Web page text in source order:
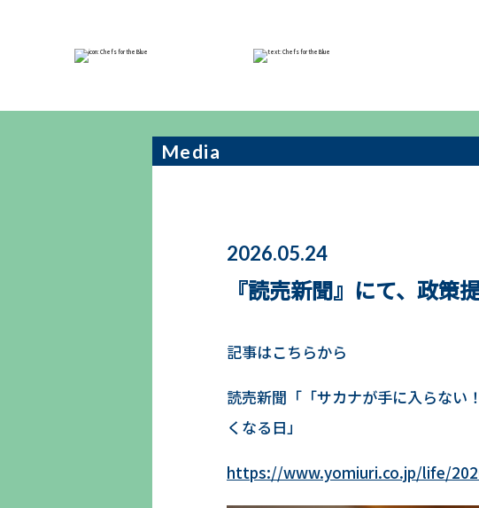
Media
2026.05.24
『読売新聞』にて、政策
記事はこちらから
読売新聞「「サカナが手に入らない
くなる日」
https://www.yomiuri.co.jp/life/